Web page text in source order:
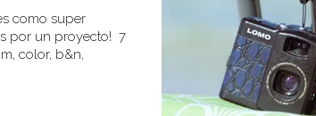
como super
por un proyecto! 7
color, b&n,